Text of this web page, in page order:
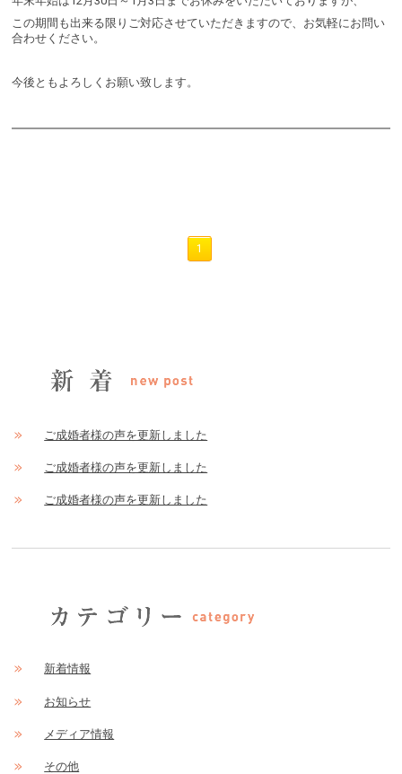
この期間も出来る限りご対応させていただきますので、お気軽にお問い
合わせください。
今後ともよろしくお願い致します。
1
ご成婚者様の声を更新しました
ご成婚者様の声を更新しました
ご成婚者様の声を更新しました
新着情報
お知らせ
メディア情報
その他